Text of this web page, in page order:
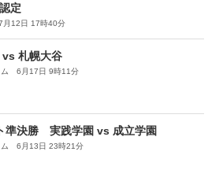
定
12日 17時40分
札幌大谷
ム 6月17日 9時11分
準決勝 実践学園 vs 成立学園
ム 6月13日 23時21分